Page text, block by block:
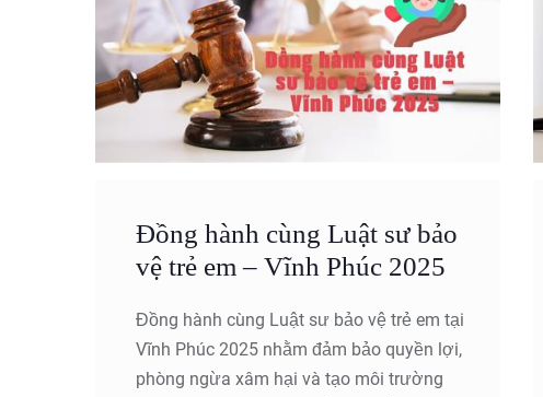
Đồng hành cùng Luật sư bảo
vệ trẻ em – Vĩnh Phúc 2025
Đồng hành cùng Luật sư bảo vệ trẻ em tại
Vĩnh Phúc 2025 nhằm đảm bảo quyền lợi,
phòng ngừa xâm hại và tạo môi trường